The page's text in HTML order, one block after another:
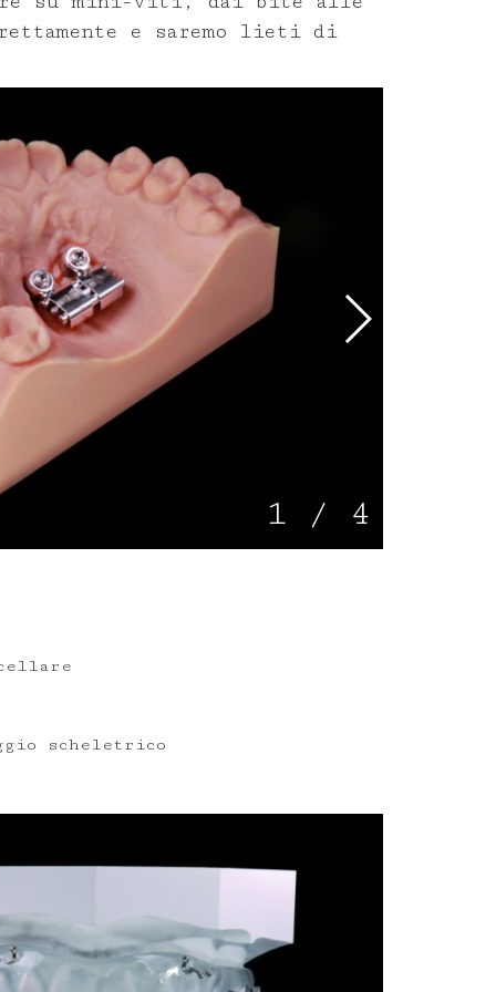
Cerca
e saremo lieti di
1 / 4
scheletrico